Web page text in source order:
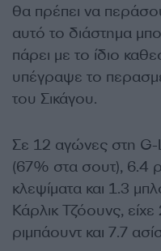
θα πρέπει να
αυτό το διάστημα
πάρει με το ίδιο
υπέγραψε το
του Σικάγου.
Σε 12 αγώνες στη G-
(67% στα σουτ), 6.4
κλεψίματα και 1.3
Κάρλικ Τζόουνς,
ριμπάουντ και 7.7